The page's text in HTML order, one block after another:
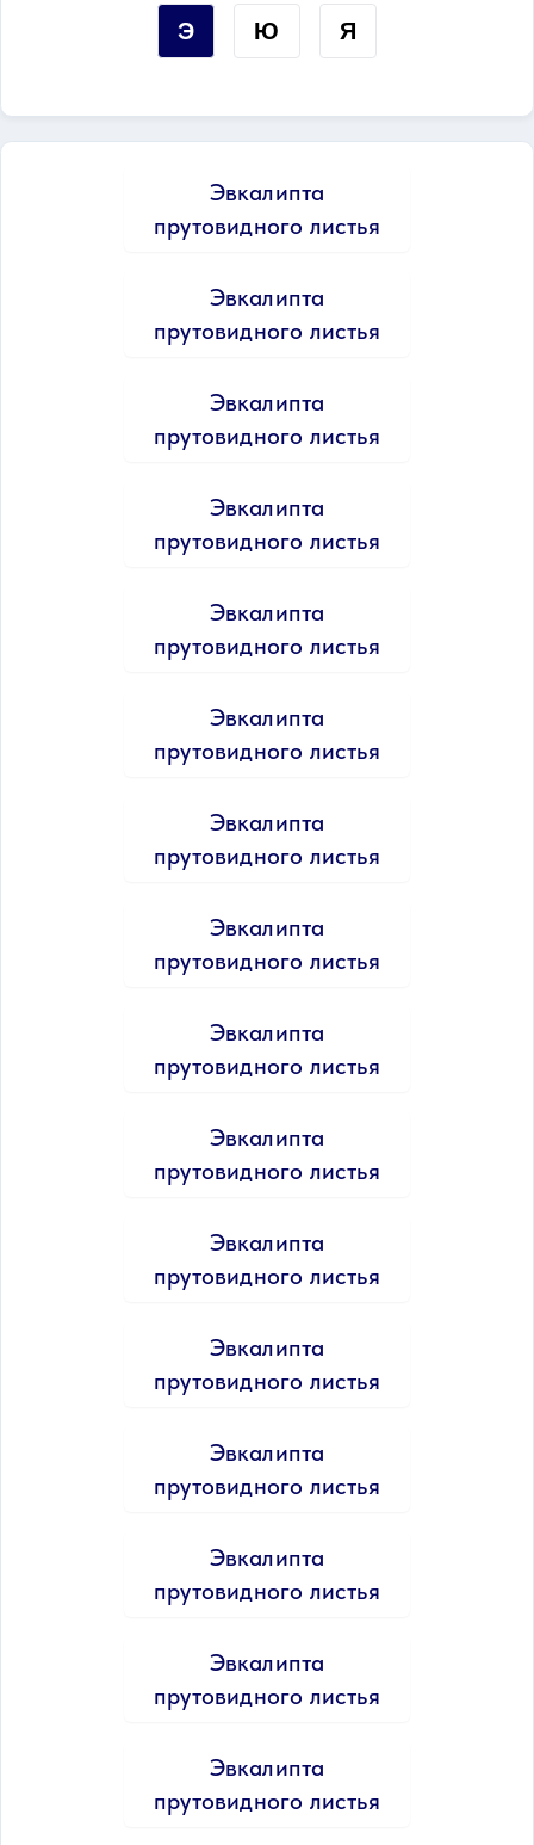
Э Ю Я
Эвкалипта
прутовидного листья
Эвкалипта
прутовидного листья
Эвкалипта
прутовидного листья
Эвкалипта
прутовидного листья
Эвкалипта
прутовидного листья
Эвкалипта
прутовидного листья
Эвкалипта
прутовидного листья
Эвкалипта
прутовидного листья
Эвкалипта
прутовидного листья
Эвкалипта
прутовидного листья
Эвкалипта
прутовидного листья
Эвкалипта
прутовидного листья
Эвкалипта
прутовидного листья
Эвкалипта
прутовидного листья
Эвкалипта
прутовидного листья
Эвкалипта
прутовидного листья